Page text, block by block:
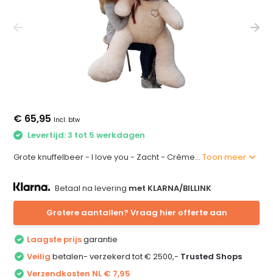
€ 65,95 Incl. btw
Levertijd: 3 tot 5 werkdagen
Grote knuffelbeer - I love you - Zacht - Crème...Toon meer
Betaal na levering met KLARNA/BILLINK
Grotere aantallen? Vraag hier offerte aan
Laagste prijsgarantie
Veilig betalen- verzekerd tot € 2500,- Trusted Shops
Verzendkosten NL € 7,95